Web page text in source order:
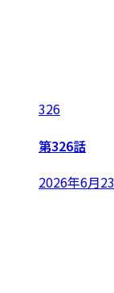
326
第326話
2026年6月